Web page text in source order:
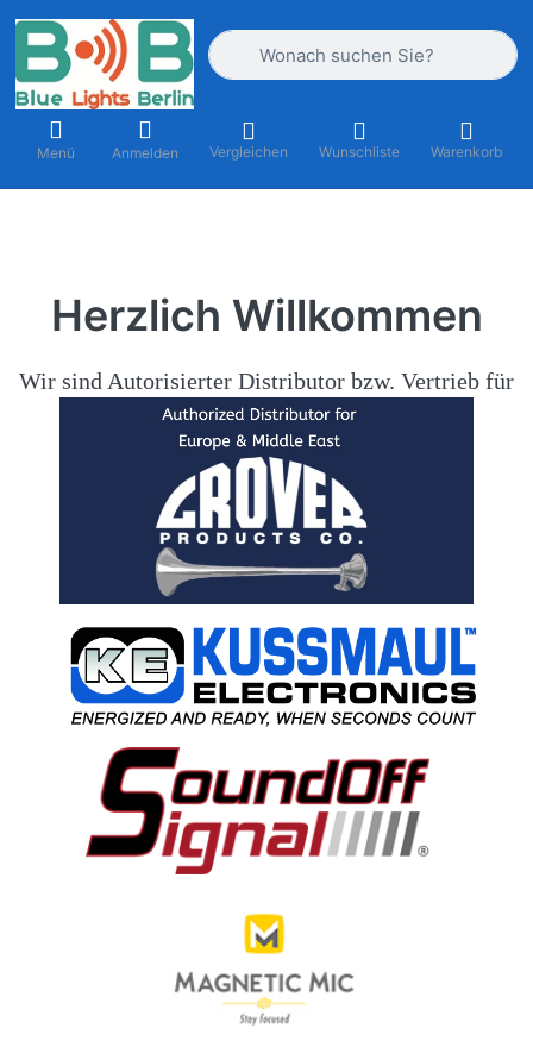
Geben Sie einen Suchbegriff ein.
Menü Anmelden Vergleichen Wunschliste Warenkorb
Herzlich Willkommen
Wir sind Autorisierter Distributor bzw. Vertrieb für